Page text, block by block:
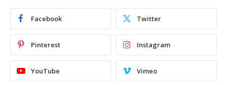
Facebook Twitter
Pinterest Instagram
YouTube Vimeo